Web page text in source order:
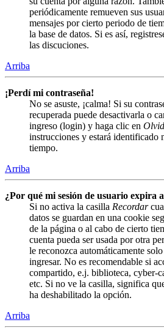
periódicamente remueven sus
mensajes por cierto periodo de
la base de datos. Si es así,
las discuciones.
Arriba
¡Perdí mi contraseña!
No se asuste, ¡calma! Si su
recuperada puede desactivarla o
ingreso (login) y haga clic en
instrucciones y estará identificado
tiempo.
Arriba
¿Por qué mi sesión de usuario expira
Si no activa la casilla Recordar
datos se guardan en una cookie
de la página o al cabo de cierto
cuenta pueda ser usada por otra
le reconozca automáticamente
ingresar. No es recomendable si
compartido, e.j. biblioteca, cyber-
etc. Si no ve la casilla, significa
ha deshabilitado la opción.
Arriba